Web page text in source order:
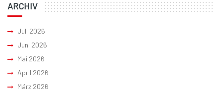
ARCHIV
Juli 2026
Juni 2026
Mai 2026
April 2026
März 2026